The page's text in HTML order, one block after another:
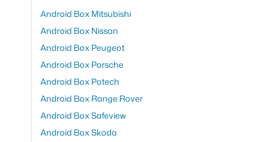
Android Box Mitsubishi
Android Box Nissan
Android Box Peugeot
Android Box Porsche
Android Box Potech
Android Box Range Rover
Android Box Safeview
Android Box Skoda